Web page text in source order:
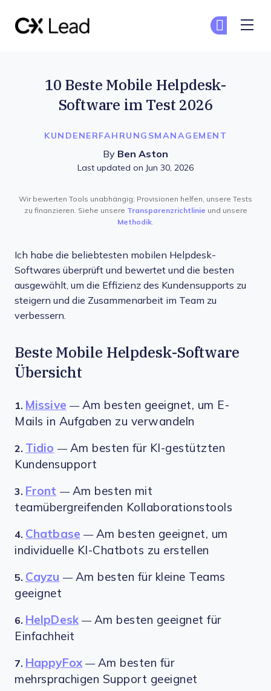
KUNDENERFAHRUNGSMANAGEMENT
10 Beste Mobile Helpdesk-
Software im Test 2026
By Ben Aston
Last updated on Jun 30, 2026
Wir bewerten Tools unabhängig; Provisionen helfen, unsere Tests
zu finanzieren. Siehe unsere Transparenzrichtlinie und unsere
Methodik.
Ich habe die beliebtesten mobilen Helpdesk-
Softwares überprüft und bewertet und die besten
ausgewählt, um die Effizienz des Kundensupports zu
steigern und die Zusammenarbeit im Team zu
verbessern.
Beste Mobile Helpdesk-Software
Übersicht
1. Missive — Am besten geeignet, um E-
Mails in Aufgaben zu verwandeln
2. Tidio — Am besten für KI-gestützten
Kundensupport
3. Front — Am besten mit
teamübergreifenden Kollaborationstools
4. Chatbase — Am besten geeignet, um
individuelle KI-Chatbots zu erstellen
5. Cayzu — Am besten für kleine Teams
geeignet
6. HelpDesk — Am besten geeignet für
Einfachheit
7. HappyFox — Am besten für
mehrsprachigen Support geeignet